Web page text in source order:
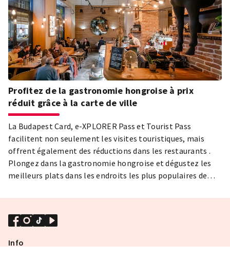
Profitez de la gastronomie hongroise à prix
réduit grâce à la carte de ville
La Budapest Card, e-XPLORER Pass et Tourist Pass
facilitent non seulement les visites touristiques, mais
offrent également des réductions dans les restaurants .
Plongez dans la gastronomie hongroise et dégustez les
meilleurs plats dans les endroits les plus populaires de
Info